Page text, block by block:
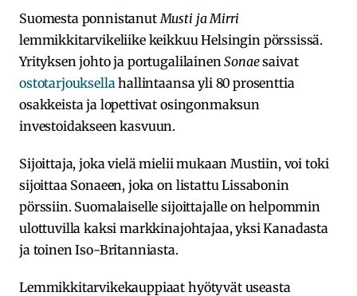
Suomesta ponnistanut Musti ja Mirri
lemmikkitarvikeliike keikkuu Helsingin pörssissä.
Yrityksen johto ja portugalilainenSonaesaivat
ostotarjouksella hallintaansa yli 80 prosenttia
osakkeista ja lopettivat osingonmaksun
investoidakseen kasvuun.
Sijoittaja, joka vielä mielii mukaan Mustiin, voi toki
sijoittaa Sonaeen, joka on listattu Lissabonin
pörssiin. Suomalaiselle sijoittajalle on helpommin
ulottuvilla kaksi markkinajohtajaa, yksi Kanadasta
ja toinen Iso-Britanniasta.
Lemmikkitarvikekauppiaat hyötyvät useasta